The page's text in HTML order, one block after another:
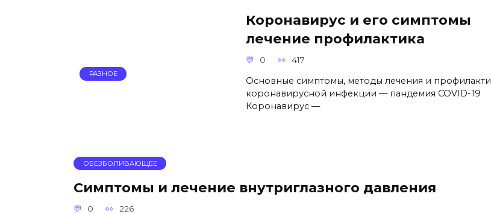
РАЗНОЕ
Коронавирус и его симптомы
лечение профилактика
0 417
Основные симптомы, методы лечения и
коронавирусной инфекции — пандемия COVID-19
Коронавирус —
ОБЕЗБОЛИВАЮЩЕЕ
Симптомы и лечение внутриглазного давления
0 226